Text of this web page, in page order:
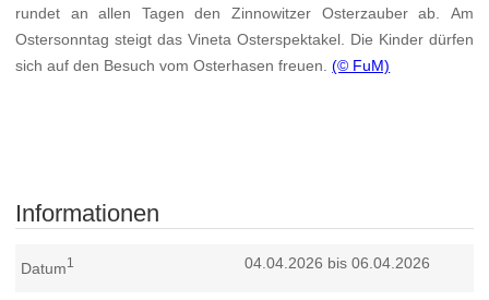
rundet an allen Tagen den Zinnowitzer Osterzauber ab. Am
Ostersonntag steigt das Vineta Osterspektakel. Die Kinder dürfen
sich auf den Besuch vom Osterhasen freuen.(© FuM)
Informationen
Datum1 04.04.2026 bis 06.04.2026